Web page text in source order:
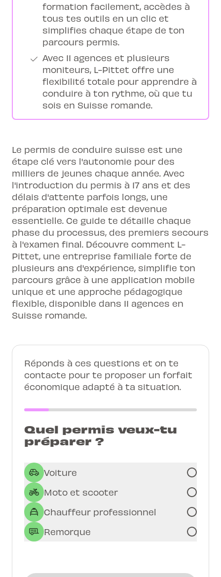
formation facilement, accèdes à
tous tes outils en un clic et
simplifies chaque étape de ton
parcours permis.
Avec 11 agences et plusieurs
moniteurs, L-Pittet offre une
flexibilité totale pour apprendre à
conduire à ton rythme, où que tu
sois en Suisse romande.
Le permis de conduire suisse est une
étape clé vers l'autonomie pour des
milliers de jeunes chaque année. Avec
l'introduction du permis à 17 ans et des
délais d'attente parfois longs, une
préparation optimale est devenue
essentielle. Ce guide te détaille chaque
phase du processus, des premiers secours
à l'examen final. Découvre comment L-
Pittet, une entreprise familiale forte de
plusieurs ans d'expérience, simplifie ton
parcours grâce à une application mobile
unique et une approche pédagogique
flexible, disponible dans 11 agences en
Suisse romande.
Réponds à ces questions et on te
contacte pour te proposer un forfait
économique adapté à ta situation.
Quel permis veux-tu
préparer ?
Voiture
Moto et scooter
Chauffeur professionnel
Remorque